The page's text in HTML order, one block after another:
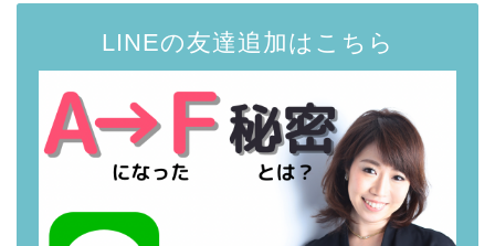
LINEの友達追加はこちら